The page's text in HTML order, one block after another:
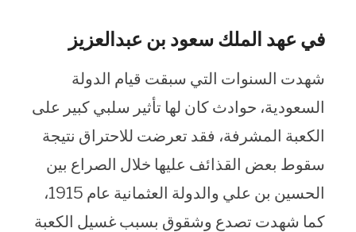
في عهد الملك سعود بن عبدالعزيز
شهدت السنوات التي سبقت قيام الدولة
السعودية، حوادث كان لها تأثير سلبي كبير على
الكعبة المشرفة، فقد تعرضت للاحتراق نتيجة
سقوط بعض القذائف عليها خلال الصراع بين
الحسين بن علي والدولة العثمانية عام 1915،
كما شهدت تصدع وشقوق بسبب غسيل الكعبة